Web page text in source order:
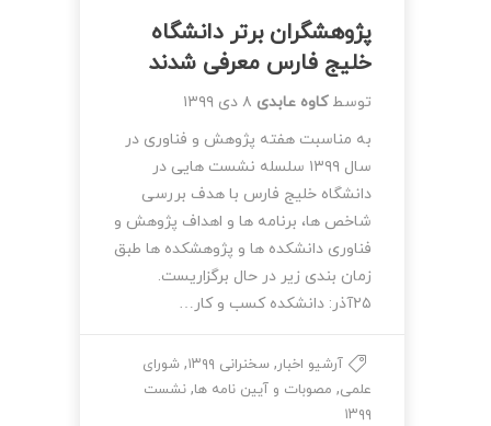
پژوهشگران برتر دانشگاه
خلیج فارس معرفی شدند
توسطکاوه عابدی ۸ دی ۱۳۹۹
به مناسبت هفته پژوهش و فناوری در
سال ۱۳۹۹ سلسله نشست هایی در
دانشگاه خلیج فارس با هدف بررسی
شاخص ها، برنامه ها و اهداف پژوهش و
فناوری دانشکده ها و پژوهشکده ها طبق
زمان بندی زیر در حال برگزاریست.
۲۵آذر: دانشکده کسب و کار…
آرشیو اخبار, سخنرانی ۱۳۹۹ , شورای
علمی, مصوبات و آیین نامه ها, نشست
۱۳۹۹